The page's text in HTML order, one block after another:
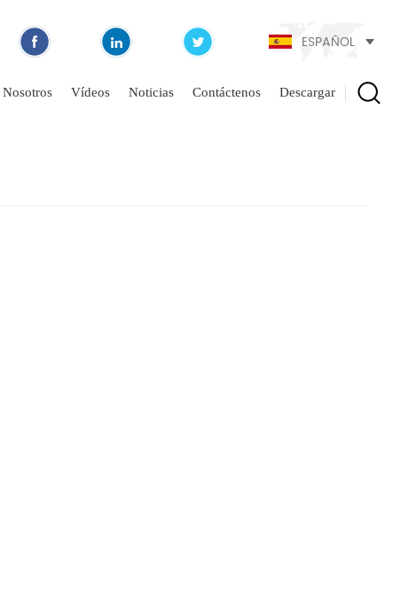
ESPAÑOL
Nosotros Vídeos Noticias Contáctenos Descargar